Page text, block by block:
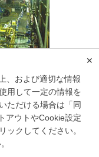
工状況
、および適切な情報
用して一定の情報を
ただける場合は「同
アウトやCookie設定
ックしてください。
✕